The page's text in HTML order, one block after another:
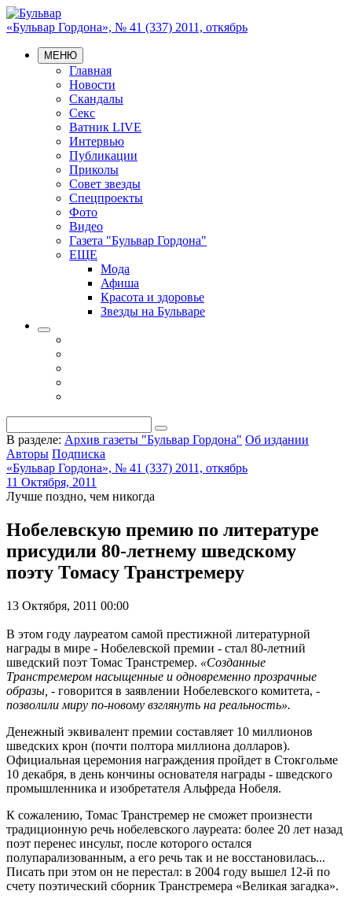
«Бульвар Гордона», № 41 (337) 2011, откябрь
МЕНЮ
Главная
Новости
Скандалы
Секс
Ватник LIVE
Интервью
Публикации
Приколы
Совет звезды
Спецпроекты
Фото
Видео
Газета "Бульвар Гордона"
ЕЩЕ
Мода
Афиша
Красота и здоровье
Звезды на Бульваре
В разделе: Архив газеты "Бульвар Гордона" Об издании
Авторы Подписка
«Бульвар Гордона», № 41 (337) 2011, откябрь
11 Октября, 2011
Лучше поздно, чем никогда
Нобелевскую премию по литературе
присудили 80-летнему шведскому
поэту Томасу Транстремеру
13 Октября, 2011 00:00
В этом году лауреатом самой престижной литературной
награды в мире - Нобелевской премии - стал 80-летний
шведский поэт Томас Транстремер. «Созданные
Транстремером насыщенные и одновременно прозрачные
образы, - говорится в заявлении Нобелевского комитета, -
позволили миру по-новому взглянуть на реальность».
Денежный эквивалент премии составляет 10 миллионов
шведских крон (почти полтора миллиона долларов).
Официальная церемония награждения пройдет в Стокгольме
10 декабря, в день кончины основателя награды - шведского
промышленника и изобретателя Альфреда Нобеля.
К сожалению, Томас Транстремер не сможет произнести
традиционную речь нобелевского лауреата: более 20 лет назад
поэт перенес инсульт, после которого остался
полупарализованным, а его речь так и не восстановилась...
Писать при этом он не перестал: в 2004 году вышел 12-й по
счету поэтический сборник Транстремера «Великая загадка».